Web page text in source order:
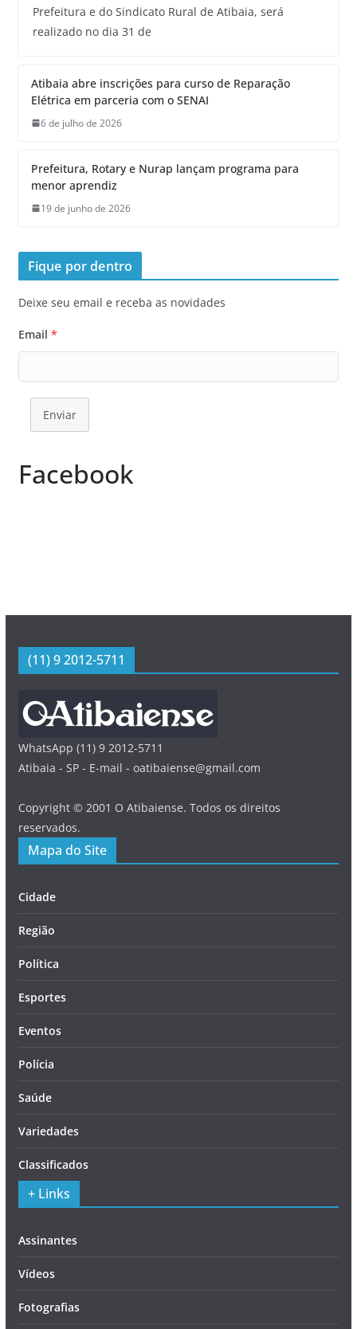
Prefeitura e do Sindicato Rural de Atibaia, será
realizado no dia 31 de
Atibaia abre inscrições para curso de Reparação
Elétrica em parceria com o SENAI
6 de julho de 2026
Prefeitura, Rotary e Nurap lançam programa para
menor aprendiz
19 de junho de 2026
Fique por dentro
Deixe seu email e receba as novidades
Email *
Enviar
Facebook
(11) 9 2012-5711
WhatsApp (11) 9 2012-5711
Atibaia - SP - E-mail - oatibaiense@gmail.com
Copyright © 2001 O Atibaiense. Todos os direitos
reservados.
Mapa do Site
Cidade
Região
Política
Esportes
Eventos
Polícia
Saúde
Variedades
Classificados
+ Links
Assinantes
Vídeos
Fotografias